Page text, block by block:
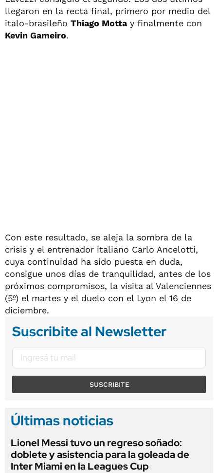
llegaron en la recta final, primero por medio del
italo-brasileño Thiago Mottay finalmente con
Kevin Gameiro.
Con este resultado, se aleja la sombra de la
crisis y el entrenador italiano Carlo Ancelotti,
cuya continuidad ha sido puesta en duda,
consigue unos días de tranquilidad, antes de los
próximos compromisos, la visita al Valenciennes
(5º) el martes y el duelo con el Lyon el 16 de
diciembre.
Suscribite al Newsletter
SUSCRIBITE
Últimas noticias
Lionel Messi tuvo un regreso soñado:
doblete y asistencia para la goleada de
Inter Miami en la Leagues Cup